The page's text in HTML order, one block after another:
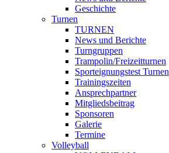
Geschichte
Turnen
TURNEN
News und Berichte
Turngruppen
Trampolin/Freizeitturnen
Sporteignungstest Turnen
Trainingszeiten
Ansprechpartner
Mitgliedsbeitrag
Sponsoren
Galerie
Termine
Volleyball